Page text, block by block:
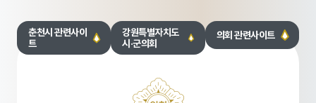
춘천시 관련사이
트
강원특별자치도
시·군의회
의회 관련사이트